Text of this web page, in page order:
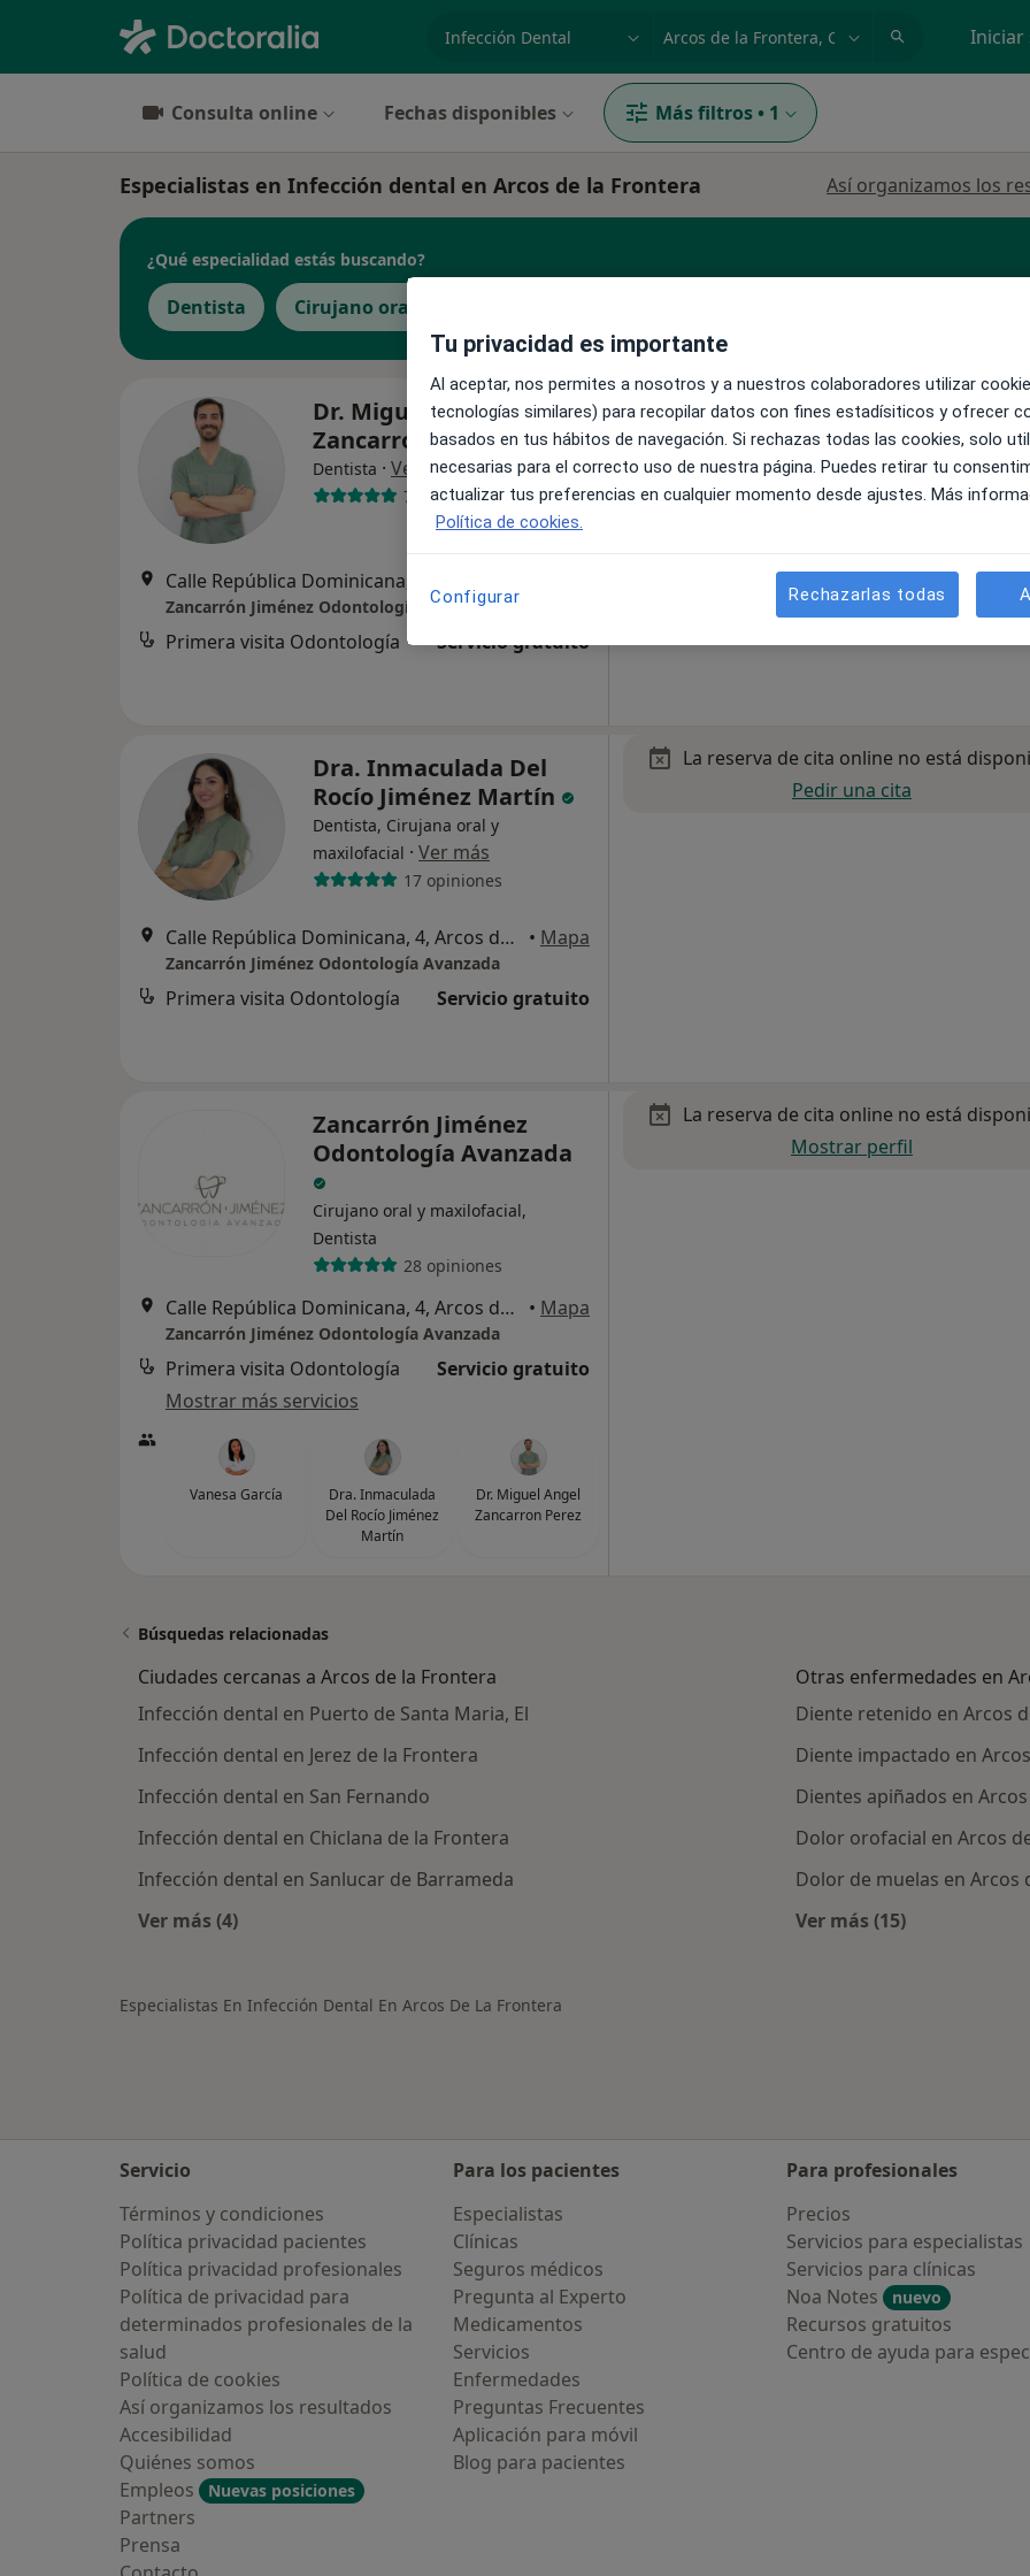
especialidad, enfermedad o nombre Iniciar
Consulta online Fechas disponibles Más filtros • 1
Especialistas en Infección dental en Arcos de la Frontera Así organizamos los
¿Qué especialidad estás buscando?
Dentista Cirujano oral y maxilofacial
Dr. Miguel Angel
Zancarron Perez
Dentista · Ver más
7 opiniones
Zancarrón Jiménez Odontología Avanzada
Primera visita Odontología Servicio gratuito
La reserva de cita online no está
Pedir una cita
Dra. Inmaculada Del
Rocío Jiménez Martín
Dentista, Cirujana oral y
maxilofacial · Ver más
17 opiniones
Calle República Dominicana, 4, Arcos de la Frontera • Mapa
Zancarrón Jiménez Odontología Avanzada
Primera visita Odontología Servicio gratuito
La reserva de cita online no está
Pedir una cita
Zancarrón Jiménez
Odontología Avanzada
Cirujano oral y maxilofacial,
Dentista
28 opiniones
Calle República Dominicana, 4, Arcos de la Frontera • Mapa
Zancarrón Jiménez Odontología Avanzada
Primera visita Odontología
Servicio gratuito
Mostrar más servicios
Vanesa García
Dra. Inmaculada
Del Rocío Jiménez
Martín
Dr. Miguel Angel
Zancarron Perez
La reserva de cita online no está
Mostrar perfil
Búsquedas relacionadas
Ciudades cercanas a Arcos de la Frontera
Infección dental en Puerto de Santa Maria, El
Infección dental en Jerez de la Frontera
Infección dental en San Fernando
Infección dental en Chiclana de la Frontera
Infección dental en Sanlucar de Barrameda
Ver más (4)
Otras enfermedades en
Diente retenido en Arcos
Diente impactado en
Dientes apiñados en
Dolor orofacial en Arcos
Dolor de muelas en Arcos
Ver más (15)
Especialistas En Infección Dental En Arcos De La Frontera
Servicio
Términos y condiciones
Política privacidad pacientes
Política privacidad profesionales
Política de privacidad para
determinados profesionales de la
salud
Política de cookies
Así organizamos los resultados
Accesibilidad
Quiénes somos
Empleos
Nuevas posiciones
Partners
Prensa
Para los pacientes
Especialistas
Clínicas
Seguros médicos
Pregunta al Experto
Medicamentos
Servicios
Enfermedades
Preguntas Frecuentes
Aplicación para móvil
Blog para pacientes
Para profesionales
Precios
Servicios para especialistas
Servicios para clínicas
Noa Notes
nuevo
Recursos gratuitos
Centro de ayuda para
Tu privacidad es importante
Al aceptar, nos permites a nosotros y a nuestros colaboradores utilizar
tecnologías similares) para recopilar datos con fines estadísiticos y ofrecer
basados en tus hábitos de navegación. Si rechazas todas las cookies, solo
necesarias para el correcto uso de nuestra página. Puedes retirar tu
actualizar tus preferencias en cualquier momento desde ajustes. Más
Política de cookies.
Configurar Rechazarlas todas